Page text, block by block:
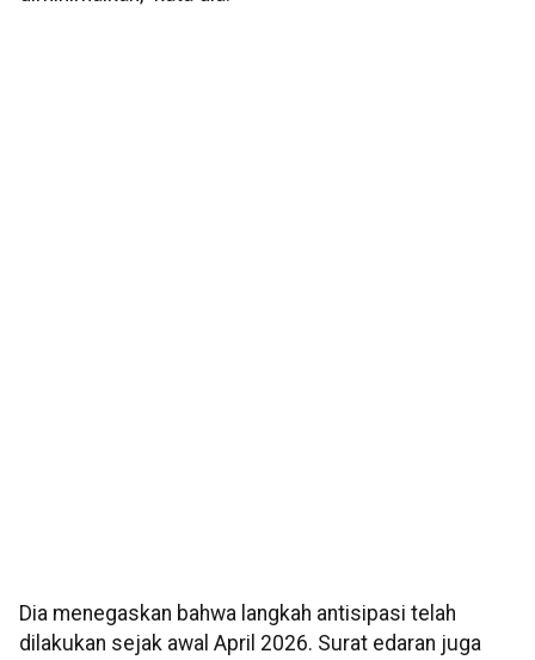
Dia menegaskan bahwa langkah antisipasi telah
dilakukan sejak awal April 2026. Surat edaran juga